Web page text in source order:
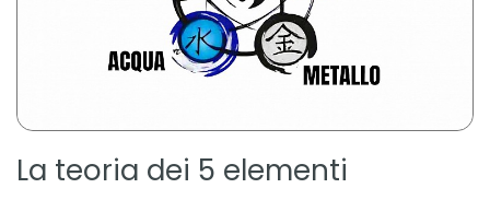
La teoria dei 5 elementi